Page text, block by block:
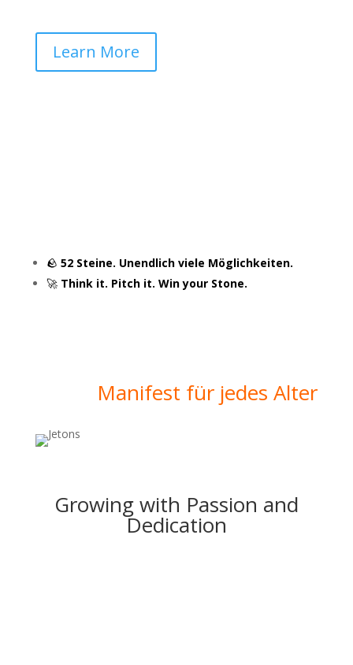
Learn More
🪨 52 Steine. Unendlich viele Möglichkeiten.
🚀 Think it. Pitch it. Win your Stone.
Manifest für jedes Alter
Growing with Passion and
Dedication